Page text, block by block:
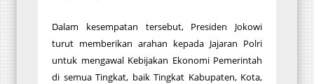
Dalam kesempatan tersebut, Presiden Jokowi
turut memberikan arahan kepada Jajaran Polri
untuk mengawal Kebijakan Ekonomi Pemerintah
di semua Tingkat, baik Tingkat Kabupaten, Kota,